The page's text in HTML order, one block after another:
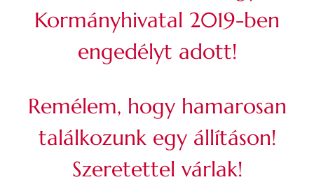
Kormányhivatal 2019-ben
engedélyt adott!
Remélem, hogy hamarosan
találkozunk egy állításon!
Szeretettel várlak!